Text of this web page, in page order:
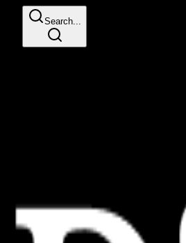
Search...